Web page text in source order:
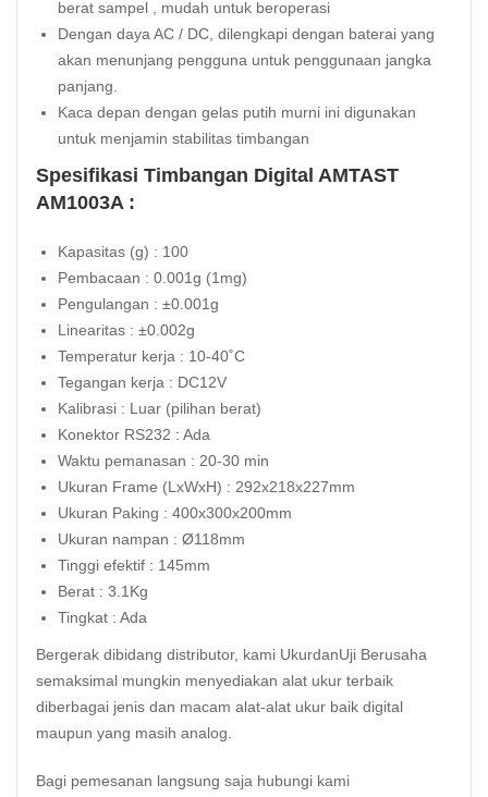
berat sampel , mudah untuk beroperasi
Dengan daya AC / DC, dilengkapi dengan baterai yang
akan menunjang pengguna untuk penggunaan jangka
panjang.
Kaca depan dengan gelas putih murni ini digunakan
untuk menjamin stabilitas timbangan
Spesifikasi Timbangan Digital AMTAST
AM1003A :
Kapasitas (g) : 100
Pembacaan : 0.001g (1mg)
Pengulangan : ±0.001g
Linearitas : ±0.002g
Temperatur kerja : 10-40˚C
Tegangan kerja : DC12V
Kalibrasi : Luar (pilihan berat)
Konektor RS232 : Ada
Waktu pemanasan : 20-30 min
Ukuran Frame (LxWxH) : 292x218x227mm
Ukuran Paking : 400x300x200mm
Ukuran nampan : Ø118mm
Tinggi efektif : 145mm
Berat : 3.1Kg
Tingkat : Ada
Bergerak dibidang distributor, kami UkurdanUji Berusaha
semaksimal mungkin menyediakan alat ukur terbaik
diberbagai jenis dan macam alat-alat ukur baik digital
maupun yang masih analog.
Bagi pemesanan langsung saja hubungi kami